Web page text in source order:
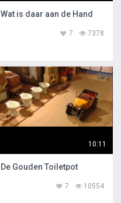
Wat is daar aan de Hand
7378
7
10:11
De Gouden Toiletpot
10554
7